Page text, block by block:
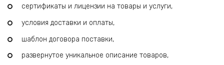
сертификаты и лицензии на товары и услуги,
условия доставки и оплаты,
шаблон договора поставки,
развернутое уникальное описание товаров,